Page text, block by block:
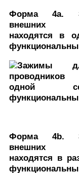
Форма 4a.
внешних
находятся в
Форма 4b.
внешних
находятся в